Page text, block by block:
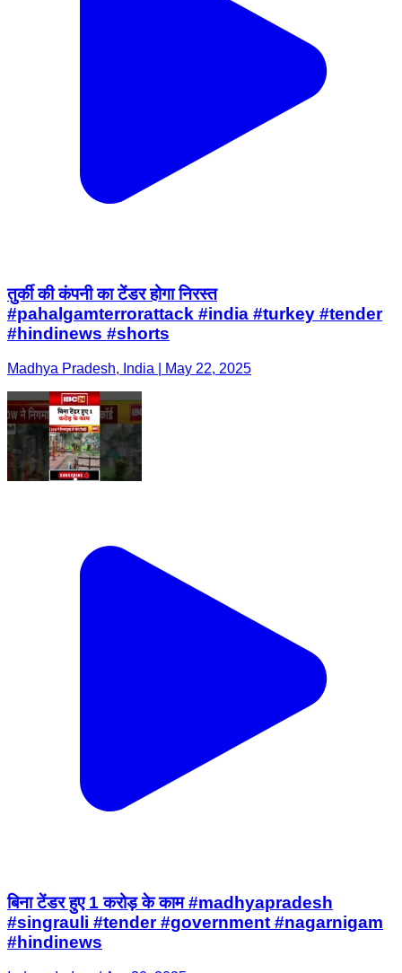
तुर्की की कंपनी का टेंडर होगा निरस्त
#pahalgamterrorattack #india #turkey #tender
#hindinews #shorts
Madhya Pradesh, India | May 22, 2025
बिना टेंडर हुए 1 करोड़ के काम #madhyapradesh
#singrauli #tender #government #nagarnigam
#hindinews